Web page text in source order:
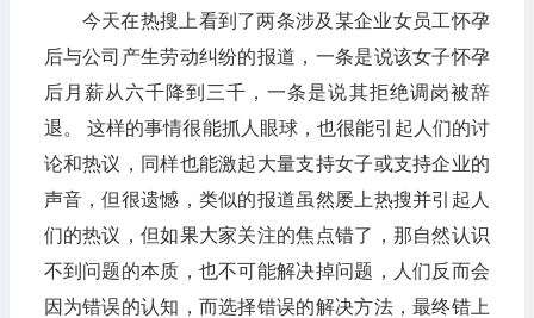
今天在热搜上看到了两条涉及某企业女员工怀孕
后与公司产生劳动纠纷的报道，一条是说该女子怀孕
后月薪从六千降到三千，一条是说其拒绝调岗被辞
退。 这样的事情很能抓人眼球，也很能引起人们的讨
论和热议，同样也能激起大量支持女子或支持企业的
声音，但很遗憾，类似的报道虽然屡上热搜并引起人
们的热议，但如果大家关注的焦点错了，那自然认识
不到问题的本质，也不可能解决掉问题，人们反而会
因为错误的认知，而选择错误的解决方法，最终错上